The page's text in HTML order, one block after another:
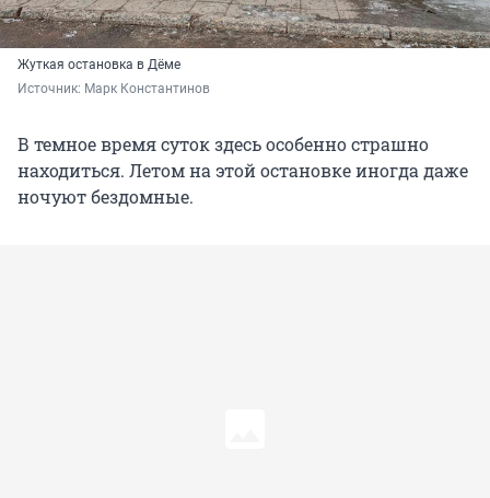
Жуткая остановка в Дёме
Источник: Марк Константинов
В темное время суток здесь особенно страшно
находиться. Летом на этой остановке иногда даже
ночуют бездомные.